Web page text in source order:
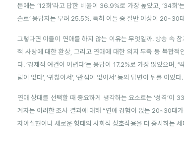
문에는 ‘12회’라고 답한 비율이 36.9%로 가장 높았고, ‘34회
솔로’ 응답자는 무려 25.5%. 특히 이들 중 절반 이상이 20~30
그렇다면 이들이 연애를 하지 않는 이유는 무엇일까. 방송 속
적 사랑에 대한 환상, 그리고 연애에 대한 의지 부족 등 복합
다. ‘경제적 여건이 어렵다’는 응답이 17.2%로 가장 많았으며,
람이 없다’, ‘귀찮아서’, ‘관심이 없어서’ 등의 답변이 뒤를 이었다.
연애 상대를 선택할 때 중요하게 생각하는 요소로는 ‘성격’이
계자는 이러한 조사 결과에 대해 “연애 경험이 없는 20~30대
자아실현이나 새로운 형태의 사회적 상호작용을 더 중시하는